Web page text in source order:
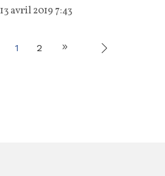
13 avril 2019 7:43
1 2